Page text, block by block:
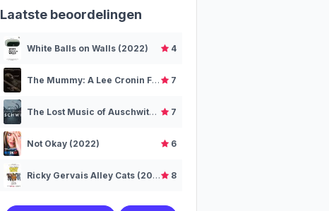
Laatste beoordelingen
White Balls on Walls (2022) 4
The Mummy: A Lee Cronin Film (2026) 7
The Lost Music of Auschwitz (2025) 7
Not Okay (2022) 6
Ricky Gervais Alley Cats (2026– ) 8